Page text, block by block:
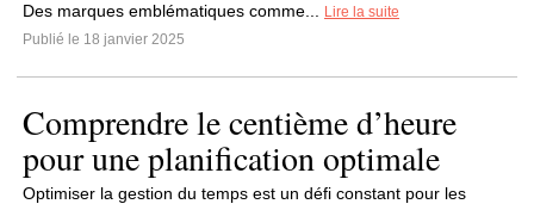
Des marques emblématiques comme...
Lire la suite
Publié le 18 janvier 2025
Comprendre le centième d’heure
pour une planification optimale
Optimiser la gestion du temps est un défi constant pour les